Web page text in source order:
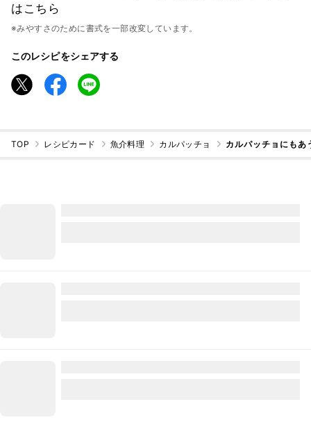
はこちら
※みやすさのために書式を一部改変しています。
このレシピをシェアする
TOP レシピカード 魚介料理 カルパッチョ カルパッチョにもあ